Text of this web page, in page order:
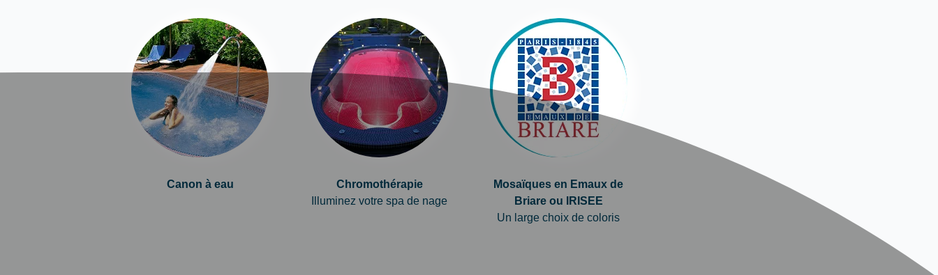
Canon à eau
Chromothérapie
Illuminez votre spa de nage
Mosaïques en Emaux de
Briare ou IRISEE
Un large choix de coloris